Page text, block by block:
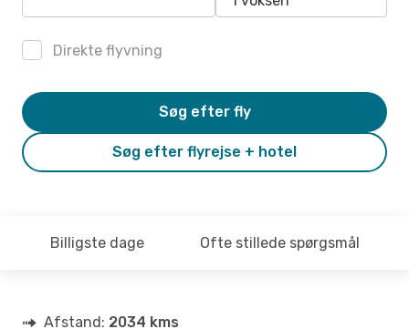
Direkte flyvning
Søg efter flyrejse + hotel
Søg efter fly
Billigste dage Ofte stillede spørgsmål
Afstand: 2034 kms